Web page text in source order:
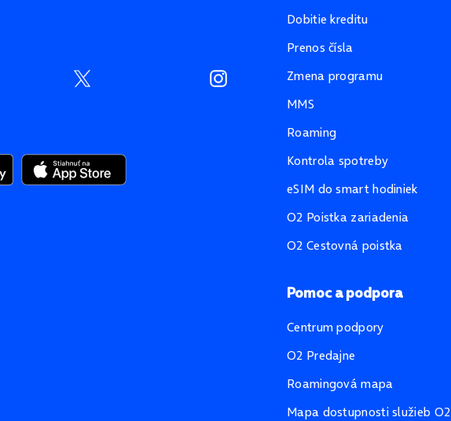
Dobitie kreditu
Prenos čísla
Zmena programu
MMS
Roaming
Kontrola spotreby
eSIM do smart hodiniek
O2 Poistka zariadenia
O2 Cestovná poistka
Pomoc a podpora
Centrum podpory
O2 Predajne
Roamingová mapa
Mapa dostupnosti služieb O2